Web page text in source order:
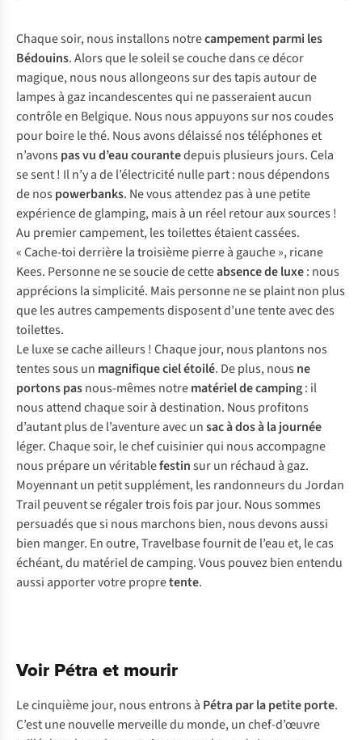
Chaque soir, nous installons notrecampement parmi les
Bédouins. Alors que le soleil se couche dans ce décor
magique, nous nous allongeons sur des tapis autour de
lampes à gaz incandescentes qui ne passeraient aucun
contrôle en Belgique. Nous nous appuyons sur nos coudes
pour boire le thé. Nous avons délaissé nos téléphones et
n’avons pas vu d’eau courantedepuis plusieurs jours. Cela
se sent ! Il n’y a de l’électricité nulle part : nous dépendons
de nos powerbanks. Ne vous attendez pas à une petite
expérience de glamping, mais à un réel retour aux sources !
Au premier campement, les toilettes étaient cassées.
« Cache-toi derrière la troisième pierre à gauche », ricane
Kees. Personne ne se soucie de cetteabsence de luxe: nous
apprécions la simplicité. Mais personne ne se plaint non plus
que les autres campements disposent d’une tente avec des
toilettes.
Le luxe se cache ailleurs ! Chaque jour, nous plantons nos
tentes sous un magnifiqueciel étoilé. De plus, nous ne
portons pasnous-mêmes notrematériel de camping: il
nous attend chaque soir à destination. Nous profitons
d’autant plus de l’aventure avec unsac à dos à la journée
léger. Chaque soir, le chef cuisinier qui nous accompagne
nous prépare un véritablefestinsur un réchaud à gaz.
Moyennant un petit supplément, les randonneurs du Jordan
Trail peuvent se régaler trois fois par jour. Nous sommes
persuadés que si nous marchons bien, nous devons aussi
bien manger. En outre, Travelbase fournit de l’eau et, le cas
échéant, du matériel de camping. Vous pouvez bien entendu
aussi apporter votre propretente.
Voir Pétra et mourir
Le cinquième jour, nous entrons à Pétra par la petite porte.
C’est une nouvelle merveille du monde, un chef-d’œuvre